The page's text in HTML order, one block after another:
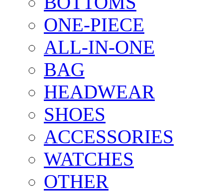
ONE-PIECE
ALL-IN-ONE
BAG
HEADWEAR
SHOES
ACCESSORIES
WATCHES
OTHER